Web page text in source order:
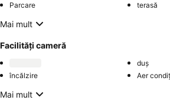
Parcare
terasă
Mai mult
Facilități cameră
duș
încălzire
Aer
Mai mult